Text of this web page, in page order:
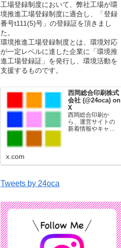
工場登録制度において、弊社工場が環
境推進工場登録制度に適合し、「登録
番号t111(5)号」の登録証を頂きまし
た。
環境推進工場登録制度とは、環境対応
が一定レベルに達した企業に「環境推
進工場登録証」を発行し、環境活動を
支援するものです。
西岡総合印刷株式
会社 (@24oca) on
X
西岡総合印刷か
ら、運営サイトの
新着情報やキャン
ています。
x.com
Tweets by 24oca